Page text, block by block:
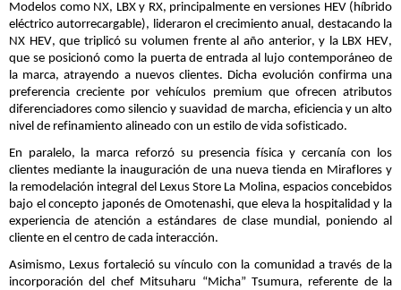
Modelos como NX, LBX y RX, principalmente en versiones HEV (híbrido
eléctricoautorrecargable), lideraron el crecimiento anual, destacando la
NX HEV, que triplicó su volumen frente al año anterior, y la LBX HEV,
que se posicionó como la puerta de entrada al lujo contemporáneo de
la marca, atrayendo a nuevos clientes. Dicha evolución confirma una
preferencia creciente por vehículos premium que ofrecen atributos
diferenciadores como silencio y suavidad de marcha, eficiencia y un alto
nivel de refinamiento alineado con un estilo de vida sofisticado.
En paralelo, la marca reforzó su presencia física y cercanía con los
clientes mediante la inauguración de una nueva tienda en Miraflores y
la remodelación integral del Lexus Store La Molina, espacios concebidos
bajo el concepto japonés de Omotenashi, que eleva la hospitalidad y la
experiencia de atención a estándares de clase mundial, poniendo al
cliente en el centro de cada interacción.
Asimismo, Lexus fortaleció su vínculo con la comunidad a través de la
incorporación del chef Mitsuharu “Micha” Tsumura, referente de la